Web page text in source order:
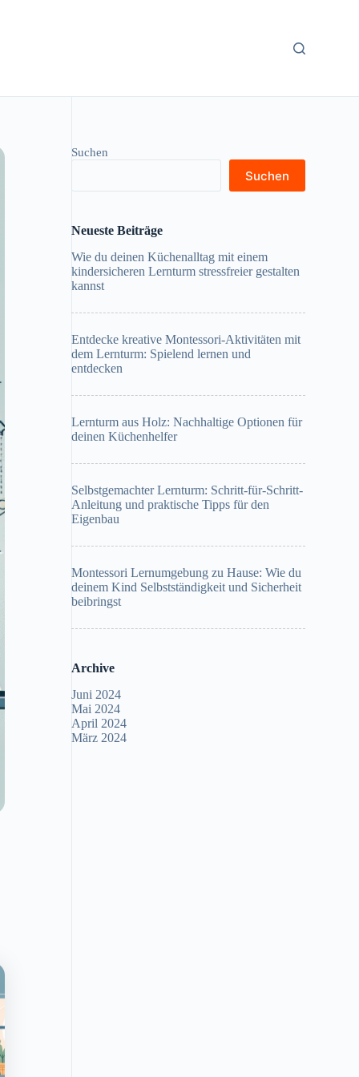
Suchen
Suchen
Neueste Beiträge
Wie du deinen Küchenalltag mit einem
kindersicheren Lernturm stressfreier gestalten
kannst
Entdecke kreative Montessori-Aktivitäten mit
dem Lernturm: Spielend lernen und
entdecken
Lernturm aus Holz: Nachhaltige Optionen für
deinen Küchenhelfer
Selbstgemachter Lernturm: Schritt-für-Schritt-
Anleitung und praktische Tipps für den
Eigenbau
Montessori Lernumgebung zu Hause: Wie du
deinem Kind Selbstständigkeit und Sicherheit
beibringst
Archive
Juni 2024
Mai 2024
April 2024
März 2024